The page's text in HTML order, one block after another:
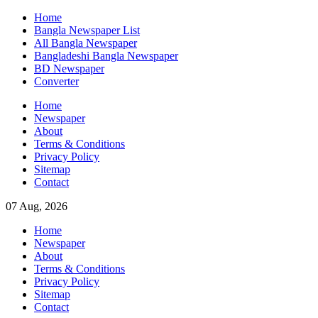
Skip
content
Home
Bangla Newspaper List
All Bangla Newspaper
Bangladeshi Bangla Newspaper
BD Newspaper
Converter
Home
Newspaper
About
Terms & Conditions
Privacy Policy
Sitemap
Contact
07 Aug, 2026
Home
Newspaper
About
Terms & Conditions
Privacy Policy
Sitemap
Contact